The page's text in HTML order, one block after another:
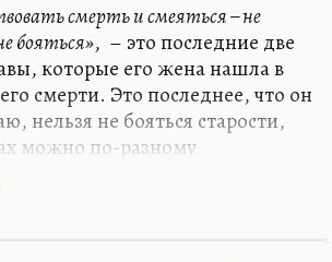
смерть и смеяться – не
бояться», – это последние две
которые его жена нашла в
смерти. Это последнее, что он
нельзя не бояться старости,
можно по-разному
физической. Чтобы ее не
себя держать в